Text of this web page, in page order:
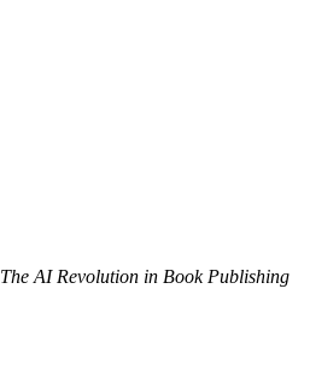
The AI Revolution in Book Publishing